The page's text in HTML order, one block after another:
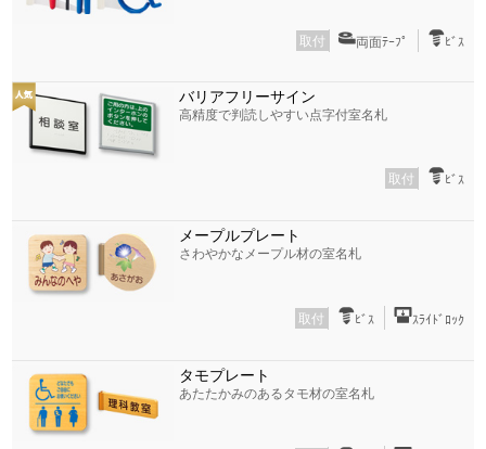
取付 両面ﾃｰﾌﾟ ﾋﾞｽ
バリアフリーサイン
高精度で判読しやすい点字付室名札
取付 ﾋﾞｽ
メープルプレート
さわやかなメープル材の室名札
取付 ﾋﾞｽ ｽﾗｲﾄﾞﾛｯｸ
タモプレート
あたたかみのあるタモ材の室名札